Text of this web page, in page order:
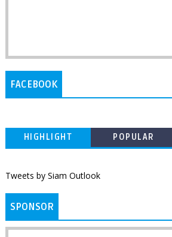
FACEBOOK
HIGHLIGHT POPULAR
Tweets by Siam Outlook
SPONSOR